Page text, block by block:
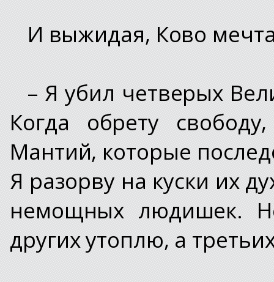
И выжидая, Ково
– Я убил четверых
Когда обрету
Мантий, которые
Я разорву на куски их
немощных людишек.
других утоплю, а